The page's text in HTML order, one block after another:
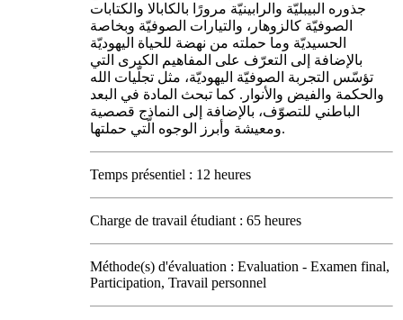
جذوره البيبليّة والرابينيّة مرورًا بالكابالا والكتابات
الصوفيّة كالزوهار، والتيارات الصوفيّة وبخاصة
الحسيديّة وما حملته من نهضة للحياة اليهوديّة
بالإضافة إلى التعرّف على المفاهيم الكبرى التي
تؤسّس التجربة الصوفيّة اليهوديّة، مثل تجلّيات الله
والحكمة والفيض والأنوار. كما تبحث المادة في البعد
الباطني للتصوّف، بالإضافة إلى النماذج قصصية
ومعيشة وأبرز الوجوه الّتي حملتها.
Temps présentiel : 12 heures
Charge de travail étudiant : 65 heures
Méthode(s) d'évaluation : Evaluation - Examen final,
Participation, Travail personnel